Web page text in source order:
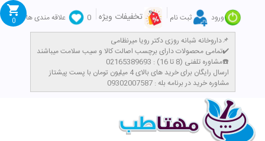
ورود ثبت نام تخفیفات ویژه 0
علاقه مندی ها
داروخانه شبانه روزی دکتر رویا میرنظامی📌
تمامی محصولات دارای برچسب اصالت کالا و سیب سلامت میباشند✔️
مشاوره تلفنی (8 تا 16) : 02165389693☎️
​ارسال رایگان برای خرید های بالای 4 میلیون تومان با پست پیشتاز
مشاوره خرید در برنامه بله : 09302007587
0